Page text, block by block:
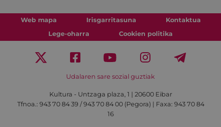
Web mapa Irisgarritasuna
Kontaktua
Lege-oharra
Cookien politika
Udalaren sare sozial guztiak
Kultura - Untzaga plaza, 1 | 20600 Eibar
Tfnoa.: 943 70 84 39 / 943 70 84 00 (Pegora) | Faxa: 943 70 84
16